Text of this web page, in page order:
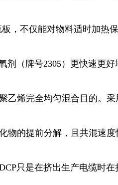
，不仅能对物料适时加热
剂（牌号2305）更快速更
乙烯完全均匀混合目的。
物的提前分解，且共混速
只是在挤出生产电缆时